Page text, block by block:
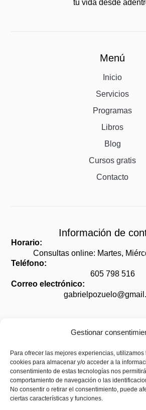
Gestionar
Para ofrecer las mejores experiencias,
cookies para almacenar y/o acceder a la
consentimiento de estas tecnologías nos
comportamiento de navegación o las
No consentir o retirar el consentimiento, puede
ciertas características y funciones.
tu vida desde
Menú
Inicio
Servicios
Programas
Libros
Blog
Cursos gratis
Contacto
Información de
Horario:
Consultas online: Martes,
Teléfono:
605 798 516
Correo electrónico:
Aviso legal
Política de
Política de cookies